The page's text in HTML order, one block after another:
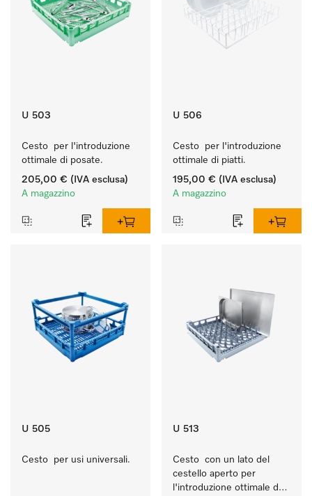
U 503
Cesto  per l'introduzione
ottimale di posate.
205,00 € (IVA esclusa)
A magazzino
U 506
Cesto  per l'introduzione
ottimale di piatti.
195,00 € (IVA esclusa)
A magazzino
U 505
Cesto  per usi universali.
U 513
Cesto  con un lato del
cestello aperto per
l'introduzione ottimale dei